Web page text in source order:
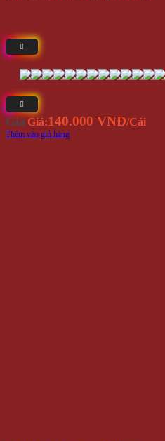
Giá Giá:140.000 VNĐ/Cái
Thêm vào giỏ hàng